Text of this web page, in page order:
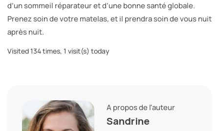
d’un sommeil réparateur et d’une bonne santé globale.
Prenez soin de votre matelas, et il prendra soin de vous nuit
après nuit.
Visited 134 times, 1 visit(s) today
A propos de l'auteur
Sandrine